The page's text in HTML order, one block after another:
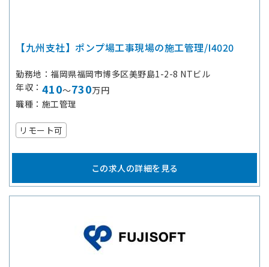
【九州支社】ポンプ場工事現場の施工管理/I4020
勤務地
福岡県福岡市博多区美野島1-2-8 NTビル
年収
410～730万円
職種
施工管理
リモート可
この求人の詳細を見る